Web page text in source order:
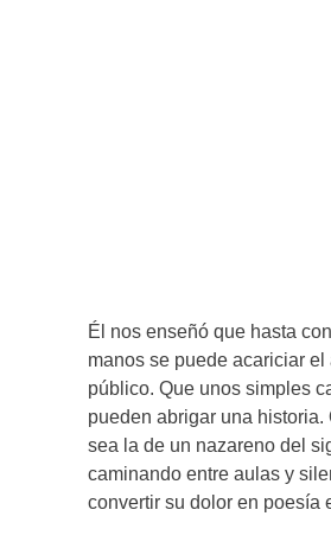
Él nos enseñó que hasta
manos se puede acariciar el
público. Que unos simples
pueden abrigar una historia.
sea la de un nazareno del
caminando entre aulas y
convertir su dolor en poesía